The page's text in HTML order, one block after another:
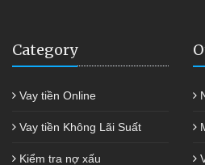
Category
Vay tiền Online
Vay tiền Không Lãi Suất
Kiểm tra nợ xấu